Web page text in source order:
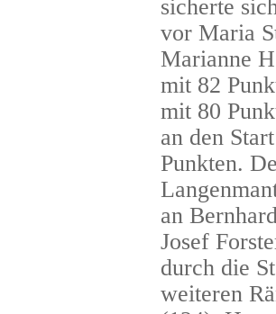
sicherte
vor Maria
Marianne
mit 82
mit 80
an den
Punkten.
an
Josef
durch die
weiteren